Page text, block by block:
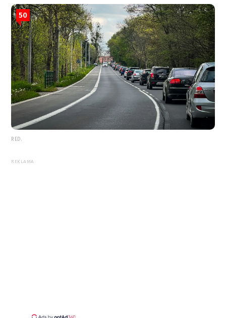
50
RED.
REKLAMA